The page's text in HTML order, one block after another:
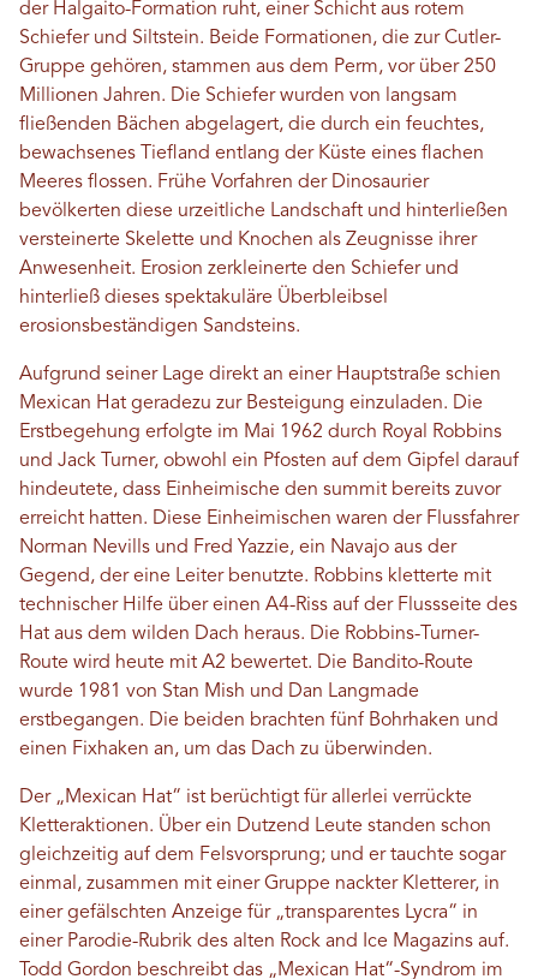
der Halgaito-Formation ruht, einer Schicht aus rotem
Schiefer und Siltstein. Beide Formationen, die zur Cutler-
Gruppe gehören, stammen aus dem Perm, vor über 250
Millionen Jahren. Die Schiefer wurden von langsam
fließenden Bächen abgelagert, die durch ein feuchtes,
bewachsenes Tiefland entlang der Küste eines flachen
Meeres flossen. Frühe Vorfahren der Dinosaurier
bevölkerten diese urzeitliche Landschaft und hinterließen
versteinerte Skelette und Knochen als Zeugnisse ihrer
Anwesenheit. Erosion zerkleinerte den Schiefer und
hinterließ dieses spektakuläre Überbleibsel
erosionsbeständigen Sandsteins.
Aufgrund seiner Lage direkt an einer Hauptstraße schien
Mexican Hat geradezu zur Besteigung einzuladen. Die
Erstbegehung erfolgte im Mai 1962 durch Royal Robbins
und Jack Turner, obwohl ein Pfosten auf dem Gipfel darauf
hindeutete, dass Einheimische den summit bereits zuvor
erreicht hatten. Diese Einheimischen waren der Flussfahrer
Norman Nevills und Fred Yazzie, ein Navajo aus der
Gegend, der eine Leiter benutzte. Robbins kletterte mit
technischer Hilfe über einen A4-Riss auf der Flussseite des
Hat aus dem wilden Dach heraus. Die Robbins-Turner-
Route wird heute mit A2 bewertet. Die Bandito-Route
wurde 1981 von Stan Mish und Dan Langmade
erstbegangen. Die beiden brachten fünf Bohrhaken und
einen Fixhaken an, um das Dach zu überwinden.
Der „Mexican Hat“ ist berüchtigt für allerlei verrückte
Kletteraktionen. Über ein Dutzend Leute standen schon
gleichzeitig auf dem Felsvorsprung; und er tauchte sogar
einmal, zusammen mit einer Gruppe nackter Kletterer, in
einer gefälschten Anzeige für „transparentes Lycra“ in
einer Parodie-Rubrik des alten Rock and Ice Magazins auf.
Todd Gordon beschreibt das „Mexican Hat“-Syndrom im